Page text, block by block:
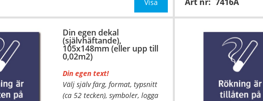
OBS! S
Visa
Din egen dekal
(självhäftande),
105x148mm (eller upp till
0,02m2)
Din egen text!
Välj själv färg, format, typsnitt
(ca 52 tecken), symboler, logga